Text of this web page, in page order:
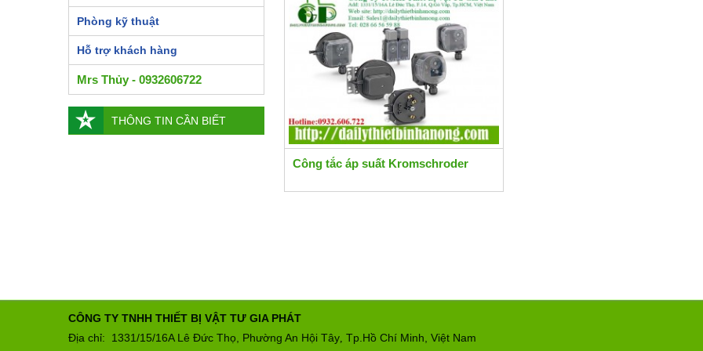
Phòng kỹ thuật
Hỗ trợ khách hàng
Mrs Thủy - 0932606722
THÔNG TIN CẦN BIẾT
Công tắc áp suất Kromschroder
CÔNG TY TNHH THIẾT BỊ VẬT TƯ GIA PHÁT
Địa chỉ: 1331/15/16A Lê Đức Thọ, Phường An Hội Tây, Tp.Hồ Chí Minh, Việt Nam